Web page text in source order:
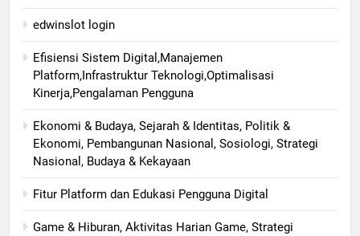
edwinslot login
Efisiensi Sistem Digital,Manajemen
Platform,Infrastruktur Teknologi,Optimalisasi
Kinerja,Pengalaman Pengguna
Ekonomi & Budaya, Sejarah & Identitas, Politik &
Ekonomi, Pembangunan Nasional, Sosiologi, Strategi
Nasional, Budaya & Kekayaan
Fitur Platform dan Edukasi Pengguna Digital
Game & Hiburan, Aktivitas Harian Game, Strategi